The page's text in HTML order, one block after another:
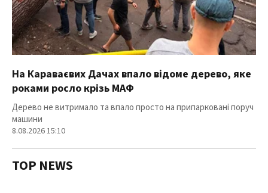
На Караваєвих Дачах впало відоме дерево, яке
роками росло крізь МАФ
Дерево не витримало та впало просто на припарковані поруч
машини
8.08.2026 15:10
TOP NEWS